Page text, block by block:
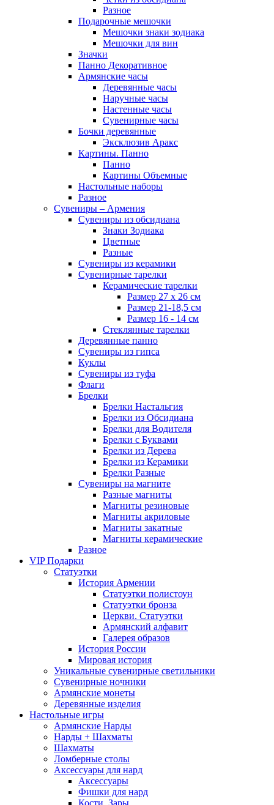
Разное
Подарочные мешочки
Мешочки знаки зодиака
Мешочки для вин
Значки
Панно Декоративное
Армянские часы
Деревянные часы
Наручные часы
Настенные часы
Сувенирные часы
Бочки деревянные
Эксклюзив Аракс
Картины. Панно
Панно
Картины Объемные
Настольные наборы
Разное
Сувениры – Армения
Сувениры из обсидиана
Знаки Зодиака
Цветные
Разные
Сувениры из керамики
Сувенирные тарелки
Керамические тарелки
Размер 27 х 26 см
Размер 21-18,5 см
Размер 16 - 14 см
Стеклянные тарелки
Деревянные панно
Сувениры из гипса
Куклы
Сувениры из туфа
Флаги
Брелки
Брелки Настальгия
Брелки из Обсидиана
Брелки для Водителя
Брелки с Буквами
Брелки из Дерева
Брелки из Керамики
Брелки Разные
Сувениры на магните
Разные магниты
Магниты резиновые
Магниты акриловые
Магниты закатные
Магниты керамические
Разное
VIP Подарки
Статуэтки
История Армении
Статуэтки полистоун
Статуэтки бронза
Церкви. Статуэтки
Армянский алфавит
Галерея образов
История России
Мировая история
Уникальные сувенирные светильники
Сувенирные ночники
Армянские монеты
Деревянные изделия
Настольные игры
Армянские Нарды
Нарды + Шахматы
Шахматы
Ломберные столы
Аксессуары для нард
Аксессуары
Фишки для нард
Кости. Зары